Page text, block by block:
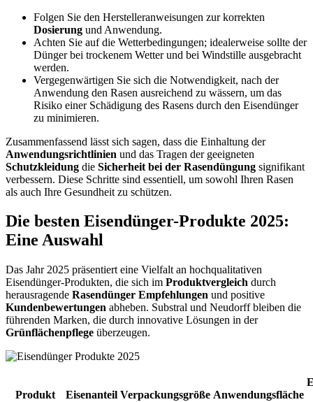
Folgen Sie den Herstelleranweisungen zur korrekten
Dosierung und Anwendung.
Achten Sie auf die Wetterbedingungen; idealerweise sollte der
Dünger bei trockenem Wetter und bei Windstille ausgebracht
werden.
Vergegenwärtigen Sie sich die Notwendigkeit, nach der
Anwendung den Rasen ausreichend zu wässern, um das
Risiko einer Schädigung des Rasens durch den Eisendünger
zu minimieren.
Zusammenfassend lässt sich sagen, dass die Einhaltung der
Anwendungsrichtlinien und das Tragen der geeigneten
Schutzkleidung die Sicherheit bei der Rasendüngung signifikant
verbessern. Diese Schritte sind essentiell, um sowohl Ihren Rasen
als auch Ihre Gesundheit zu schützen.
Die besten Eisendünger-Produkte 2025:
Eine Auswahl
Das Jahr 2025 präsentiert eine Vielfalt an hochqualitativen
Eisendünger-Produkten, die sich im Produktvergleich durch
herausragende Rasendünger Empfehlungen und positive
Kundenbewertungen abheben. Substral und Neudorff bleiben die
führenden Marken, die durch innovative Lösungen in der
Grünflächenpflege überzeugen.
Produkt Eisenanteil Verpackungsgröße Anwendungsfläche